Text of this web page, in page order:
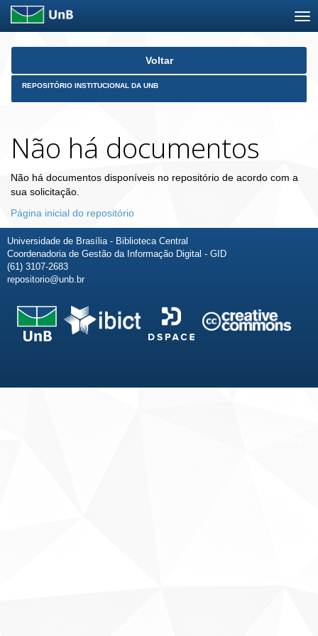
Skip
Voltar
REPOSITÓRIO INSTITUCIONAL DA UNB
Não há documentos
Não há documentos disponíveis no repositório de acordo com a
sua solicitação.
Página inicial do repositório
Universidade de Brasília - Biblioteca Central
Coordenadoria de Gestão da Informação Digital - GID
(61) 3107-2683
repositorio@unb.br